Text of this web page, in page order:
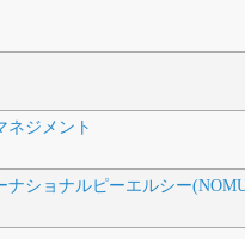
ネジメント
ナショナルピーエルシー